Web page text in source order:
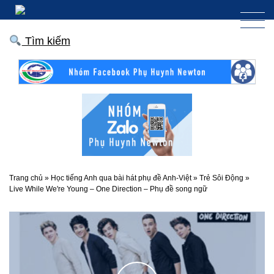
Tìm kiếm
Trang chủ » Học tiếng Anh qua bài hát phụ đề Anh-Việt» Trẻ Sôi Động »
Live While We're Young – One Direction – Phụ đề song ngữ